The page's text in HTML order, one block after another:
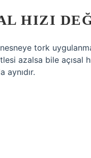
HIZI
tork
azalsa bile açısal
aynıdır.